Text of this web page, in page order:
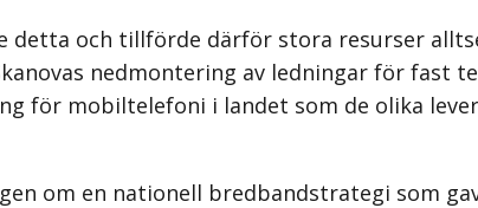
detta och tillförde därför stora resurser
nedmontering av ledningar för fast
för mobiltelefoni i landet som de olika
om en nationell bredbandstrategi som